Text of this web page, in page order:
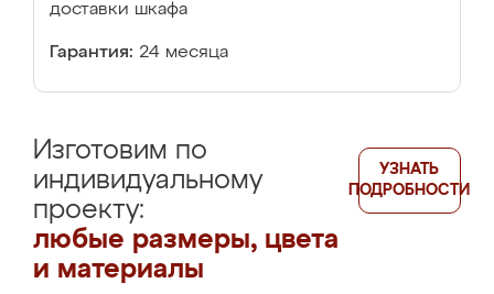
доставки шкафа
Гарантия: 24 месяца
Изготовим по
индивидуальному
проекту:
любые размеры, цвета
и материалы
УЗНАТЬ
ПОДРОБНОСТИ